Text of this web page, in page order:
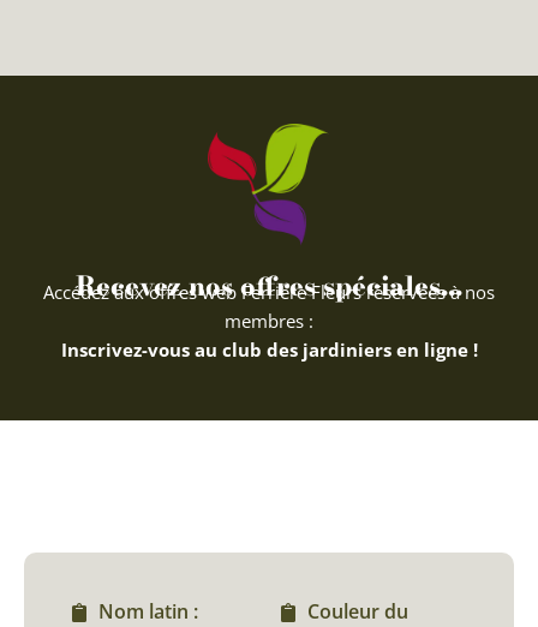
Recevez nos offres spéciales...
Accédez aux offres web Ferriere Fleurs réservées à nos
membres :
Inscrivez-vous au club des jardiniers en ligne !
Nom latin :
Couleur du